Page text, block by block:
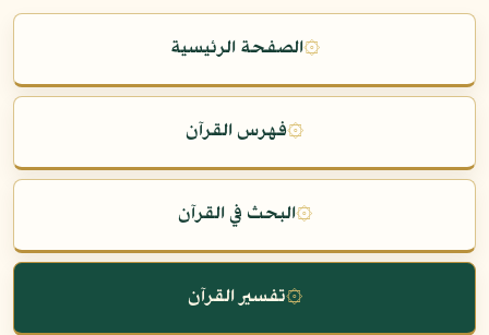
۞الصفحة الرئيسية
۞فهرس القرآن
۞البحث في القرآن
۞تفسير القرآن